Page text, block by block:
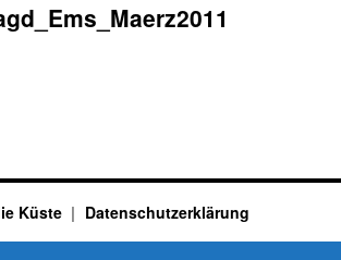
Küste Datenschutzerklärung